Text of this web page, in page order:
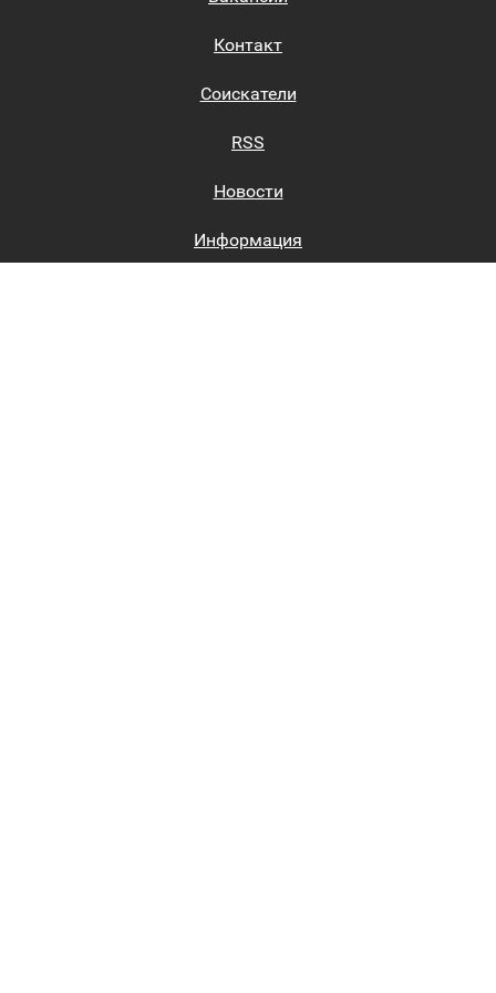
Контакт
Соискатели
RSS
Новости
Информация